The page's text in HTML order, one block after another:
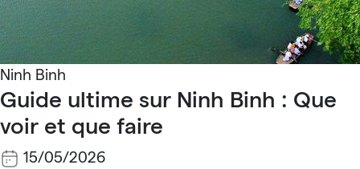
Ninh Binh
Guide ultime sur Ninh Binh : Que
voir et que faire
15/05/2026